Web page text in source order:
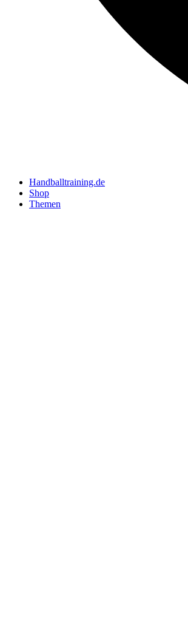
Handballtraining.de
Shop
Themen